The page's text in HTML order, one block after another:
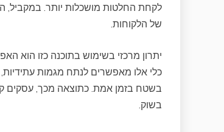
לקחת החלטות מושכלות יותר. במקביל,
של הלקוחות.
יתרון מרכזי בשימוש בתוכנה כזו הוא
כלי אלו מאפשרים לנתח מגמות
בשטח בזמן אמת. כתוצאה מכך, עסקים
בשוק.